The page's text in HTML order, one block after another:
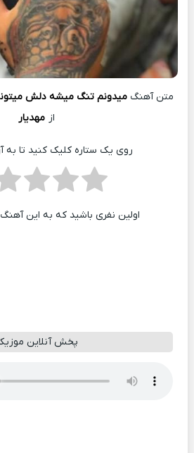
متن آهنگ میدونم تنگ میشه دلش
از مهدیار
روی یک ستاره کلیک کنید تا به
اولین نفری باشید که به این
پخش آنلاین